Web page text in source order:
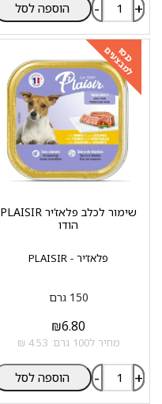
- + הוספה לסל
כנסו
למבצעים
פלאז‘יר - PLAISIR
שימור לכלב פלאז‘יר PLAISIR
הודו
150 גרם
₪6.80
מחיר ל100 גרם: 4.53 ₪
- + הוספה לסל